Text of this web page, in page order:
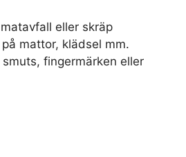
eller skräp
mattor, klädsel mm.
smuts, fingermärken eller